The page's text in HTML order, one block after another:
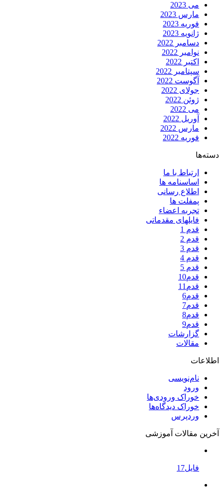
می 2023
مارس 2023
فوریه 2023
ژانویه 2023
دسامبر 2022
نوامبر 2022
اکتبر 2022
سپتامبر 2022
آگوست 2022
جولای 2022
ژوئن 2022
می 2022
آوریل 2022
مارس 2022
فوریه 2022
دسته‌ها
ارتباط با ما
اساسنامه ها
اطلاع رسانی
پمفلت ها
تجربه اعضاء
فایلهای مقدماتی
قدم 1
قدم 2
قدم 3
قدم 4
قدم 5
قدم10
قدم11
قدم6
قدم7
قدم8
قدم9
گزارشات
مقالات
اطلاعات
نام‌نویسی
ورود
خوراک ورودی‌ها
خوراک دیدگاه‌ها
وردپرس
آخرین مقالات آموزشی
فایل17